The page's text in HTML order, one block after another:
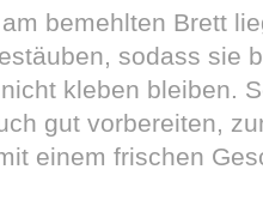
bemehlten Brett
sodass sie
kleben bleiben.
gut vorbereiten,
einem frischen